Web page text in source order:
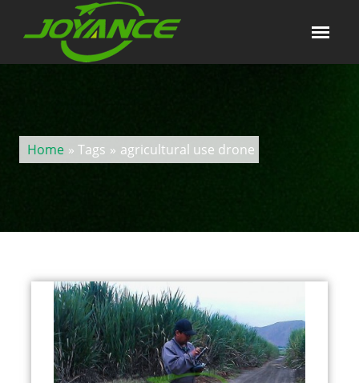
Home » Tags agricultural use drone
»